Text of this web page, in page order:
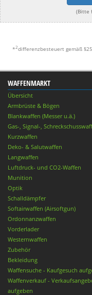
(Bitte
*2differenzbesteuert gemäß
WAFFENMARKT
Übersicht
Armbrüste & Bögen
Blankwaffen (Messer u.ä.)
Gas-, Signal-,
Kurzwaffen
Deko- & Salutwaffen
Langwaffen
Luftdruck- und CO2-Waffen
Munition
Optik
Schalldämpfer
Softairwaffen (Airsoftgun)
Ordonnanzwaffen
Vorderlader
Westernwaffen
Zubehör
Bekleidung
Waffensuche - Kaufgesuch
Waffenverkauf -
aufgeben